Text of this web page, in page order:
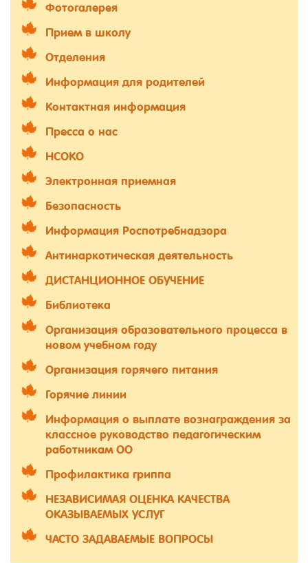
Фотогалерея
Прием в школу
Отделения
Информация для родителей
Контактная информация
Пресса о нас
НСОКО
Электронная приемная
Безопасность
Информация Роспотребнадзора
Антинаркотическая деятельность
ДИСТАНЦИОННОЕ ОБУЧЕНИЕ
Библиотека
Организация образовательного процесса в
новом учебном году
Организация горячего питания
Горячие линии
Информация о выплате вознаграждения за
классное руководство педагогическим
работникам ОО
Профилактика гриппа
НЕЗАВИСИМАЯ ОЦЕНКА КАЧЕСТВА
ОКАЗЫВАЕМЫХ УСЛУГ
ЧАСТО ЗАДАВАЕМЫЕ ВОПРОСЫ